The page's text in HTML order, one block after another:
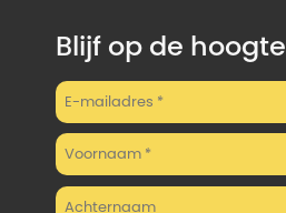
Blijf op de hoogte